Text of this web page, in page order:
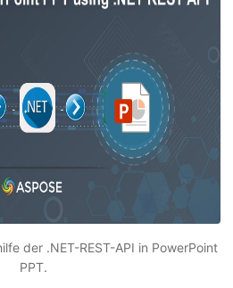
der .NET-REST-API in PowerPoint
PPT.